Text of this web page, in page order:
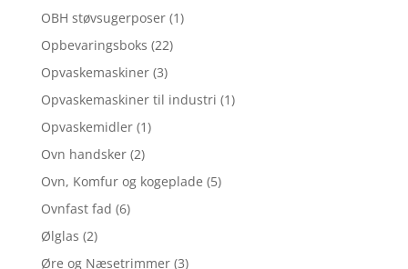
OBH støvsugerposer (1)
Opbevaringsboks (22)
Opvaskemaskiner (3)
Opvaskemaskiner til industri (1)
Opvaskemidler (1)
Ovn handsker (2)
Ovn, Komfur og kogeplade (5)
Ovnfast fad (6)
Ølglas (2)
Øre og Næsetrimmer (3)